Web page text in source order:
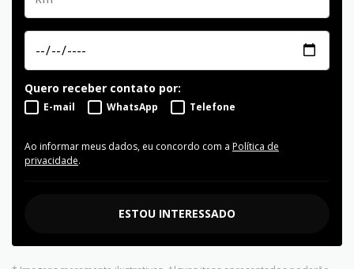
Quero receber contato por:
E-mail WhatsApp Telefone
Ao informar meus dados, eu concordo com a Política de
privacidade.
ESTOU INTERESSADO